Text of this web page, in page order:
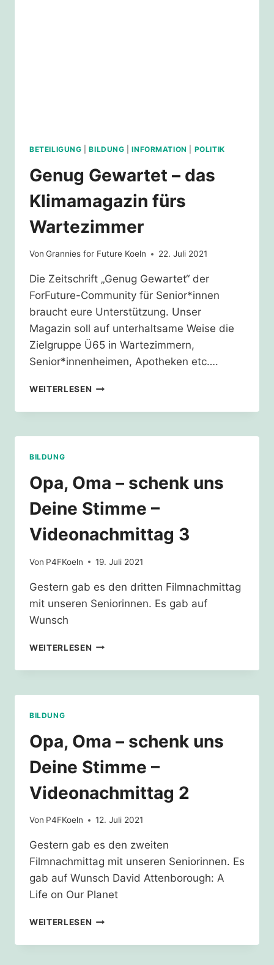
BETEILIGUNG |BILDUNG |INFORMATION POLITIK
Genug Gewartet – das
Klimamagazin fürs
Wartezimmer
Von Grannies for Future Koeln 22. Juli 2021
Die Zeitschrift „Genug Gewartet“ der
ForFuture-Community für Senior*innen
braucht eure Unterstützung. Unser
Magazin soll auf unterhaltsame Weise die
Zielgruppe Ü65 in Wartezimmern,
Senior*innenheimen, Apotheken etc….
WEITERLESEN GENUG
–
KLIMAMAGAZIN
BILDUNG
Opa, Oma – schenk uns
Deine Stimme –
Videonachmittag 3
Von P4FKoeln 19. Juli 2021
Gestern gab es den dritten Filmnachmittag
mit unseren Seniorinnen. Es gab auf
Wunsch
WEITERLESEN OPA,
–
UNS
VIDEONACHMITTAG
3
BILDUNG
Opa, Oma – schenk uns
Deine Stimme –
Videonachmittag 2
Von P4FKoeln 12. Juli 2021
Gestern gab es den zweiten
Filmnachmittag mit unseren Seniorinnen. Es
gab auf Wunsch David Attenborough: A
Life on Our Planet
WEITERLESEN OPA,
–